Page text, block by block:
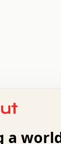
.   .   .
.   .   .
a